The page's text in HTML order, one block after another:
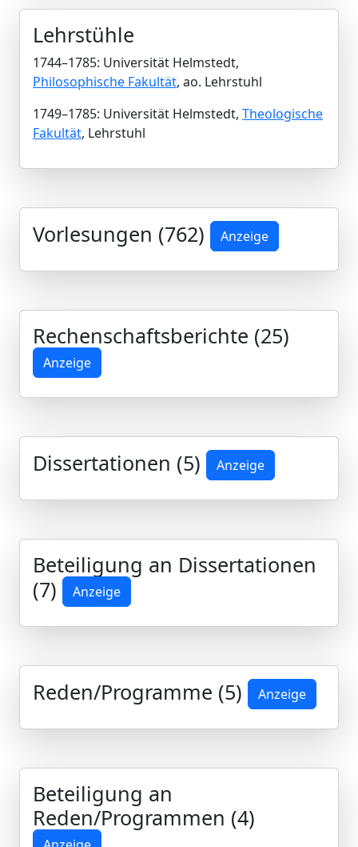
Lehrstühle
1744–1785: Universität Helmstedt,
Philosophische Fakultät, ao. Lehrstuhl
1749–1785: Universität Helmstedt, Theologische
Fakultät, Lehrstuhl
Vorlesungen (762) Anzeige
Rechenschaftsberichte (25)
Anzeige
Dissertationen (5) Anzeige
Beteiligung an Dissertationen
(7)
Anzeige
Reden/Programme (5) Anzeige
Beteiligung an
Reden/Programmen (4)